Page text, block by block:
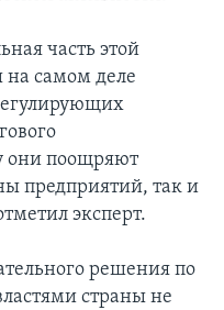
часть этой
на самом деле
они поощряют
предприятий, так и
эксперт.
решения по
страны не